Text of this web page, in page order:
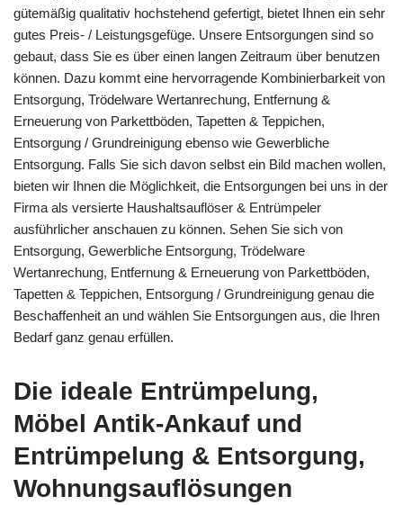
gütemäßig qualitativ hochstehend gefertigt, bietet Ihnen ein sehr
gutes Preis- / Leistungsgefüge. Unsere Entsorgungen sind so
gebaut, dass Sie es über einen langen Zeitraum über benutzen
können. Dazu kommt eine hervorragende Kombinierbarkeit von
Entsorgung, Trödelware Wertanrechung, Entfernung &
Erneuerung von Parkettböden, Tapetten & Teppichen,
Entsorgung / Grundreinigung ebenso wie Gewerbliche
Entsorgung. Falls Sie sich davon selbst ein Bild machen wollen,
bieten wir Ihnen die Möglichkeit, die Entsorgungen bei uns in der
Firma als versierte Haushaltsauflöser & Entrümpeler
ausführlicher anschauen zu können. Sehen Sie sich von
Entsorgung, Gewerbliche Entsorgung, Trödelware
Wertanrechung, Entfernung & Erneuerung von Parkettböden,
Tapetten & Teppichen, Entsorgung / Grundreinigung genau die
Beschaffenheit an und wählen Sie Entsorgungen aus, die Ihren
Bedarf ganz genau erfüllen.
Die ideale Entrümpelung,
Möbel Antik-Ankauf und
Entrümpelung & Entsorgung,
Wohnungsauflösungen